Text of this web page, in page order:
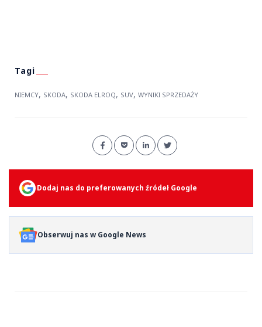
NIEMCY, SKODA, SKODA ELROQ, SUV, WYNIKI SPRZEDAŻY
Dodaj nas do preferowanych źródeł Google
Obserwuj nas w Google News